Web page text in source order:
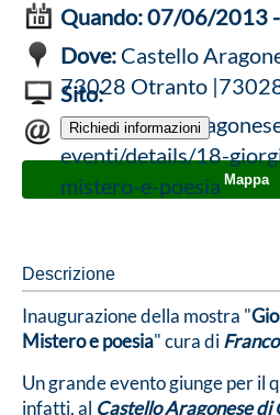
Quando:07/06/2013
Dove: Castello
73028 Otranto
Sito:
eventi/details/18-
mistero-e-poesia Mappa
Descrizione
Inaugurazione della mostra "
Mistero e poesia" cura di
Un grande evento giunge per il
infatti, al Castello Aragonese